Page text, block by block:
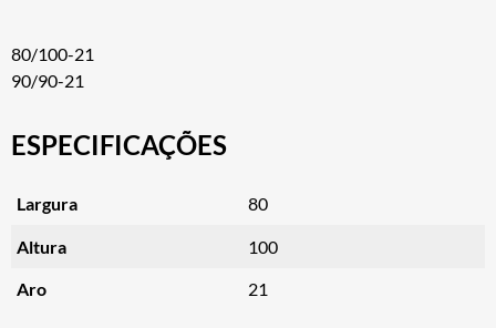
80/100-21
90/90-21
ESPECIFICAÇÕES
Largura 80
Altura 100
Aro 21